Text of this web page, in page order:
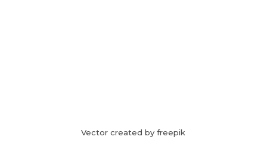
Vector created by freepik